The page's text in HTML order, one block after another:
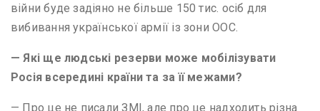
війни буде задіяно не більше 150 тис. осіб для
вибивання української армії із зони ООС.
— Які ще людські резерви може мобілізувати
Росія всередині країни та за її межами?
— Про це не писали ЗМІ, але про це надходить різна